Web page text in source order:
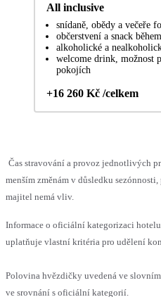
All inclusive
snídaně, obědy a večeře
občerstvení a snack
alkoholické a
welcome drink, možnost
pokojích
+16 260 Kč /celkem
Čas stravování a provoz jednotlivých
menším změnám v důsledku
majitel nemá vliv.
Informace o oficiální kategorizaci
uplatňuje vlastní kritéria pro udělení
Polovina hvězdičky uvedená ve
ve srovnání s oficiální kategorií.